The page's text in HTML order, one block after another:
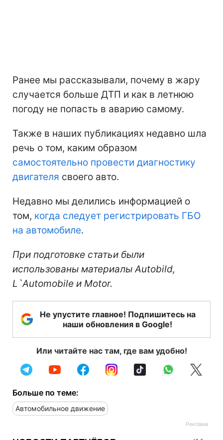
Ранее мы рассказывали, почему в жару
случается больше ДТП и как в летнюю
погоду не попасть в аварию самому.
Также в наших публикациях недавно шла
речь о том, каким образом
самостоятельно провести диагностику
двигателя своего авто.
Недавно мы делились информацией о
том, когда следует регистрировать ГБО
на автомобиле.
При подготовке статьи были
использованы материалы Autobild,
L`Automobile и Motor.
Не упустите главное! Подпишитесь на
наши обновления в Google!
Или читайте нас там, где вам удобно!
Больше по теме:
Автомобильное движение